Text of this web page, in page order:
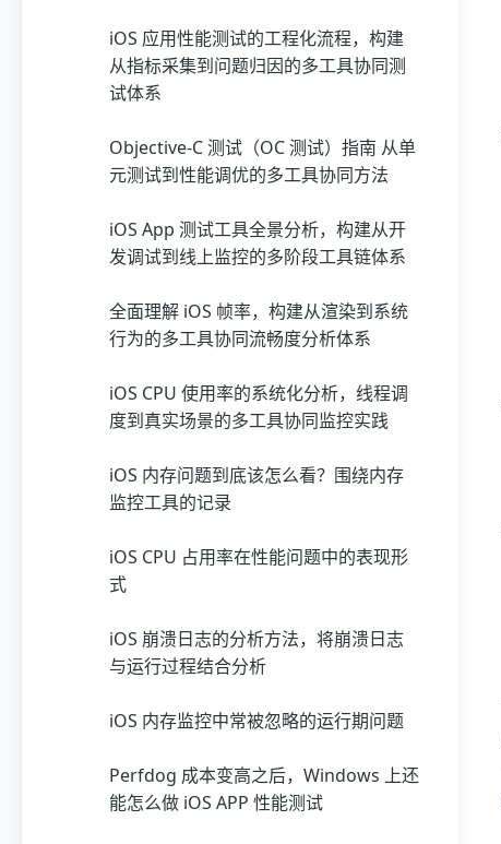
iOS 应用性能测试的工程化流程，构建
从指标采集到问题归因的多工具协同测
试体系
Objective-C 测试（OC 测试）指南 从单
元测试到性能调优的多工具协同方法
iOS App 测试工具全景分析，构建从开
发调试到线上监控的多阶段工具链体系
全面理解 iOS 帧率，构建从渲染到系统
行为的多工具协同流畅度分析体系
iOS CPU 使用率的系统化分析，线程调
度到真实场景的多工具协同监控实践
iOS 内存问题到底该怎么看？围绕内存
监控工具的记录
iOS CPU 占用率在性能问题中的表现形
式
iOS 崩溃日志的分析方法，将崩溃日志
与运行过程结合分析
iOS 内存监控中常被忽略的运行期问题
Perfdog 成本变高之后，Windows 上还
能怎么做 iOS APP 性能测试